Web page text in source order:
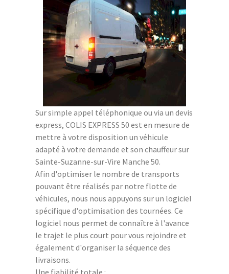
Sur simple appel téléphonique ou via un devis
express, COLIS EXPRESS 50 est en mesure de
mettre à votre disposition un véhicule
adapté à votre demande et son chauffeur sur
Sainte-Suzanne-sur-Vire Manche 50.
Afin d'optimiser le nombre de transports
pouvant être réalisés par notre flotte de
véhicules, nous nous appuyons sur un logiciel
spécifique d'optimisation des tournées. Ce
logiciel nous permet de connaître à l'avance
le trajet le plus court pour vous rejoindre et
également d'organiser la séquence des
livraisons.
Une fiabilité totale :